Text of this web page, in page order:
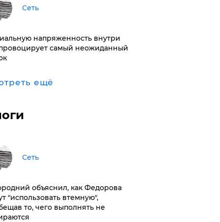
Сеть
напряженность внутри
самый неожиданный
ещё
Сеть
объяснил, как Федорова
"использовать втемную",
то, чего выполнять не